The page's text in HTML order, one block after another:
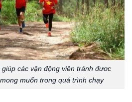
các vận động viên tránh đươc
muốn trong quá trình chạy